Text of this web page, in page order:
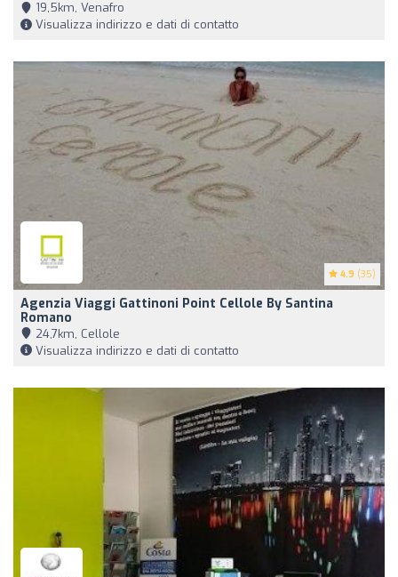
19,5km, Venafro
Visualizza indirizzo e dati di contatto
4.9 (35)
Agenzia Viaggi Gattinoni Point Cellole By Santina
Romano
24,7km, Cellole
Visualizza indirizzo e dati di contatto